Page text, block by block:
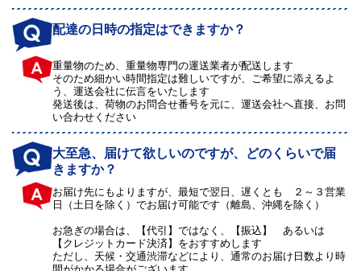
配達の日時の指定はできますか？
重量物のため、重量物専門の運送業者が配送します
そのため細かい時間指定は難しいですが、ご希望に添えるよ
う、運送会社に伝言をいたします
発送後は、荷物のお問合せ番号を元に、運送会社へ直接、お問
い合わせください
大至急、届けて欲しいのですが、どのくらいで届
きますか？
お届け先にもよりますが、最短で翌日、遅くとも ２～３営業
日（土日を除く）でお届け可能です（離島、沖縄を除く）
お急ぎの場合は、【代引】ではなく、【振込】 あるいは
【クレジットカード決済】をおすすめします
ただし、天候・交通渋滞などにより、通常のお届け日数より時